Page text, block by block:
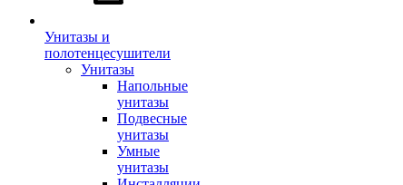
Унитазы и
полотенцесушители
Унитазы
Напольные
унитазы
Подвесные
унитазы
Умные
унитазы